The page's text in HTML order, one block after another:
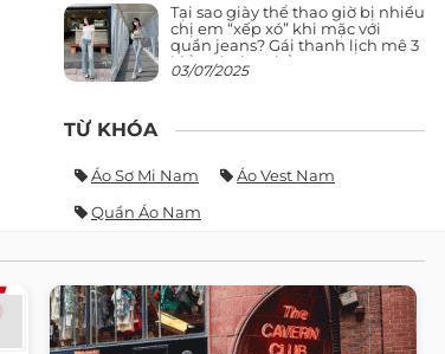
Tại sao giày thể thao giờ bị nhiều
chị em “xếp xó” khi mặc với
quần jeans? Gái thanh lịch mê 3
kiểu này hơn hẳn
03/07/2025
TỪ KHÓA
Áo Sơ Mi Nam
Áo Vest Nam
Quần Áo Nam